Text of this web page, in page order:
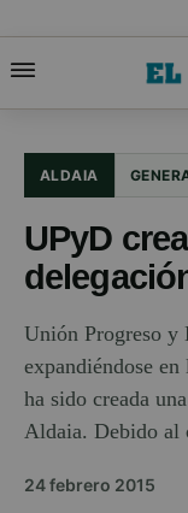
ALDAIA
UPyD
Unión Progreso y
expandiéndose
ha sido creada
Aldaia. Debido al
24 febrero 2015